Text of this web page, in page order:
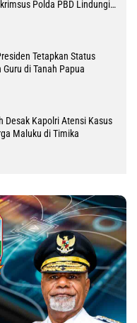
Polda PBD Lindungi
Tetapkan Status
di Tanah Papua
Desak Kapolri Atensi Kasus
Maluku di Timika